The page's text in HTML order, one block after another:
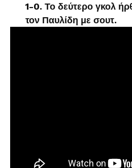
1-0. Το δεύτερο γκολ
τον Παυλίδη με σουτ.